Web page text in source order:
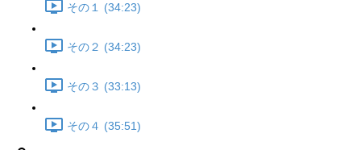
その１ (34:23)
その２ (34:23)
その３ (33:13)
その４ (35:51)